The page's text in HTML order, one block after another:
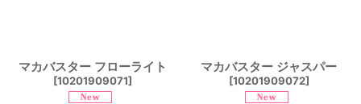
マカバスター フローライト
[10201909071]
マカバスター ジャスパー
[10201909072]